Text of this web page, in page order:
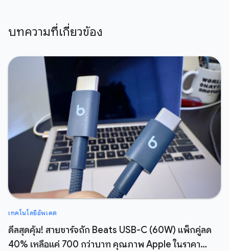
บทความที่เกี่ยวข้อง
เทคโนโลยีอัพเดต
ดีลสุดคุ้ม! สายชาร์จถัก Beats USB-C (60W) แพ็กคู่ลด
40% เหลือแค่ 700 กว่าบาท คุณภาพ Apple ในราคา